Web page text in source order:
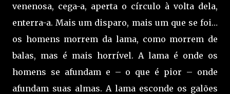
venenosa, cega-a, aperta o círculo à volta dela,
enterra-a. Mais um disparo, mais um que se foi…
os homens morrem da lama, como morrem de
balas, mas é mais horrível. A lama é onde os
homens se afundam e – o que é pior – onde
afundam suas almas. A lama esconde os galões